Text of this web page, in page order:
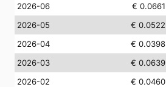
2026-06
€ 0.0661
2026-05
€ 0.0522
2026-04
€ 0.0398
2026-03
€ 0.0639
2026-02
€ 0.0460